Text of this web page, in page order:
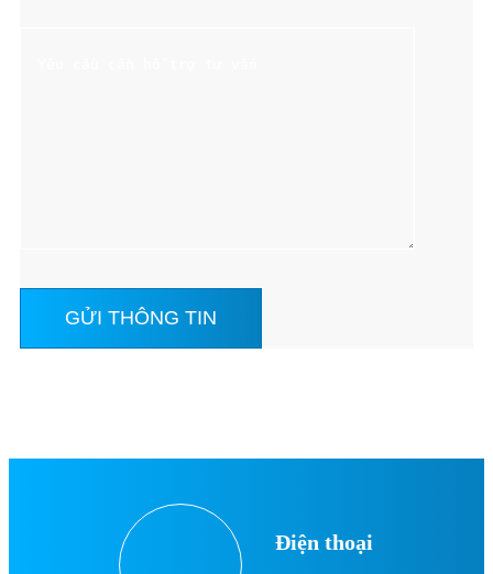
Điện thoại